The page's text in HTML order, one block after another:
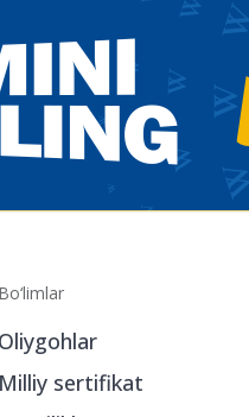
Bo‘limlar
Oliygohlar
Milliy sertifikat